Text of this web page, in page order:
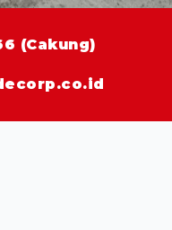
(Cakung)